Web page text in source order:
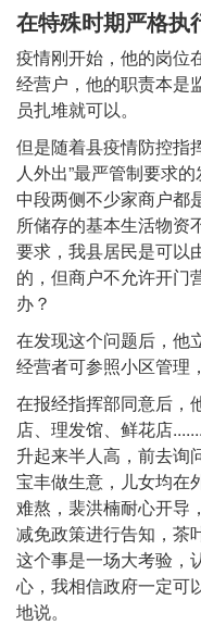
在特殊时期严格执
疫情刚开始，他的岗位
经营户，他的职责本是
员扎堆就可以。
但是随着县疫情防控指
人外出”最严管制要求
中段两侧不少家商户都
所储存的基本生活物资
要求，我县居民是可以
的，但商户不允许开门
办？
在发现这个问题后，他
经营者可参照小区管理
在报经指挥部同意后，
店、理发馆、鲜花店
升起来半人高，前去询
宝丰做生意，儿女均在
难熬，裴洪楠耐心开导
减免政策进行告知，茶
这个事是一场大考验，
心，我相信政府一定可
地说。